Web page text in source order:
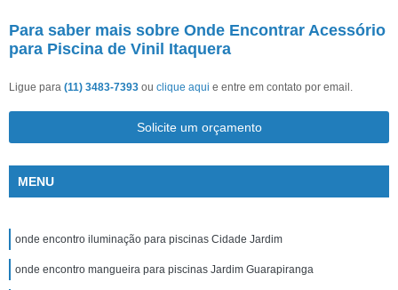
Para saber mais sobre Onde Encontrar Acessório
para Piscina de Vinil Itaquera
Ligue para (11) 3483-7393 ou clique aqui e entre em contato por email.
Solicite um orçamento
MENU
onde encontro iluminação para piscinas Cidade Jardim
onde encontro mangueira para piscinas Jardim Guarapiranga